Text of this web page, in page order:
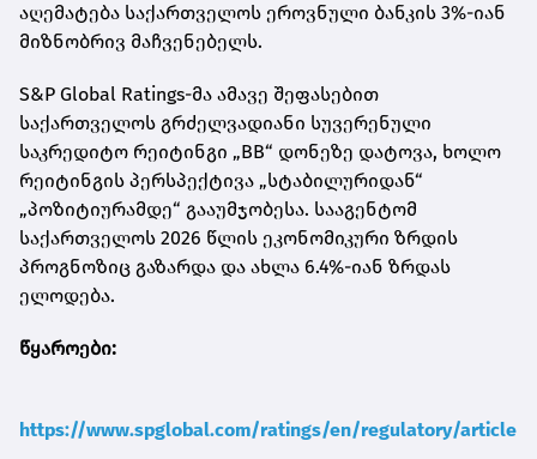
აღემატება საქართველოს ეროვნული ბანკის 3%-იან
მიზნობრივ მაჩვენებელს.
S&P Global Ratings-მა ამავე შეფასებით
საქართველოს გრძელვადიანი სუვერენული
საკრედიტო რეიტინგი „BB“ დონეზე დატოვა, ხოლო
რეიტინგის პერსპექტივა „სტაბილურიდან“
„პოზიტიურამდე“ გააუმჯობესა. სააგენტომ
საქართველოს 2026 წლის ეკონომიკური ზრდის
პროგნოზიც გაზარდა და ახლა 6.4%-იან ზრდას
ელოდება.
წყაროები:
https://www.spglobal.com/ratings/en/regulatory/